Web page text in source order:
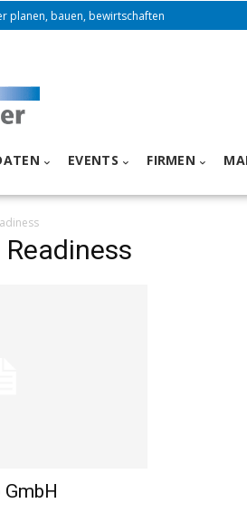
planen, bauen, bewirtschaften
EVENTS FIRMEN